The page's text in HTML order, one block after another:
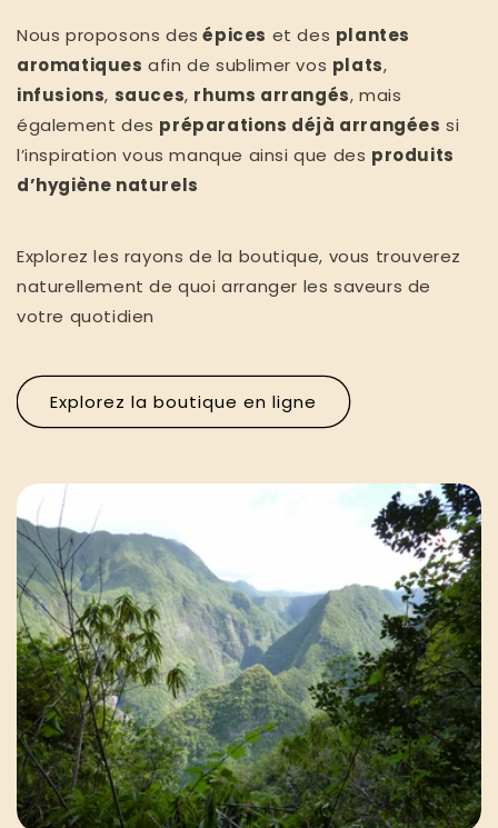
Nous proposons des épices et des plantes
aromatiques afin de sublimer vos plats,
infusions, sauces, rhums arrangés, mais
également des préparations déjà arrangées si
l’inspiration vous manque ainsi que des produits
d’hygiène naturels
Explorez les rayons de la boutique, vous trouverez
naturellement de quoi arranger les saveurs de
votre quotidien
Explorez la boutique en ligne